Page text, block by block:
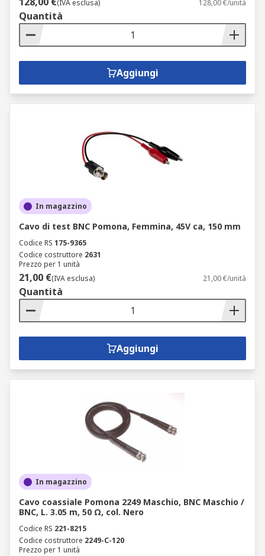
(IVA esclusa) 128,00 €/unità
Quantità
Aggiungi
In magazzino
Cavo di test BNC Pomona, Femmina, 45V ca, 150 mm
Codice RS 175-9365
Codice costruttore 2631
Prezzo per 1 unità
21,00 €(IVA esclusa) 21,00 €/unità
Quantità
Aggiungi
In magazzino
Cavo coassiale Pomona 2249 Maschio, BNC Maschio /
BNC, L. 3.05 m, 50 Ω, col. Nero
Codice RS 221-8215
Codice costruttore 2249-C-120
Prezzo per 1 unità